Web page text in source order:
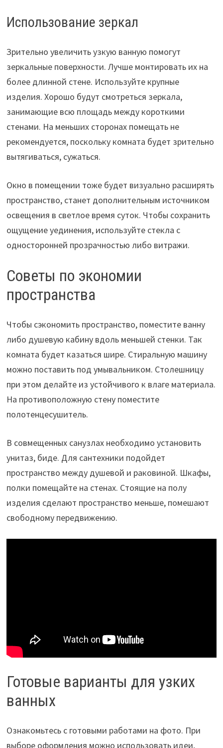
Использование зеркал
Зрительно увеличить узкую ванную помогут
зеркальные поверхности. Лучше монтировать их на
более длинной стене. Используйте крупные
изделия. Хорошо будут смотреться зеркала,
занимающие всю площадь между короткими
стенами. На меньших сторонах помещать не
рекомендуется, поскольку комната будет зрительно
вытягиваться, сужаться.
Окно в помещении тоже будет визуально расширять
пространство, станет дополнительным источником
освещения в светлое время суток. Чтобы сохранить
ощущение уединения, используйте стекла с
односторонней прозрачностью либо витражи.
Советы по экономии
пространства
Чтобы сэкономить пространство, поместите ванну
либо душевую кабину вдоль меньшей стенки. Так
комната будет казаться шире. Стиральную машину
можно поставить под умывальником. Столешницу
при этом делайте из устойчивого к влаге материала.
На противоположную стену поместите
полотенцесушитель.
В совмещенных санузлах необходимо установить
унитаз, биде. Для сантехники подойдет
пространство между душевой и раковиной. Шкафы,
полки помещайте на стенах. Стоящие на полу
изделия сделают пространство меньше, помешают
свободному передвижению.
Готовые варианты для узких
ванных
Ознакомьтесь с готовыми работами на фото. При
выборе оформления можно использовать идеи,